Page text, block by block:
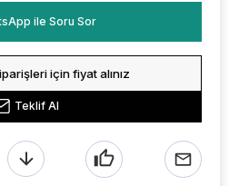
ile Soru Sor
için fiyat alınız
Teklif Al